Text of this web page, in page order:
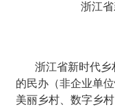
浙江
浙江省新时代乡
的民办（非企业单
美丽乡村、数字乡